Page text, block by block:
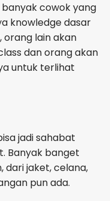
cowok yang
knowledge dasar
lain akan
dan orang akan
untuk terlihat
jadi sahabat
Banyak banget
dari jaket, celana,
pun ada.